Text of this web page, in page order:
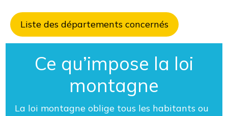
Liste des départements concernés
Ce qu’impose la loi
montagne
La loi montagne oblige tous les habitants ou